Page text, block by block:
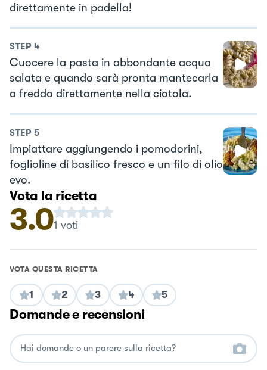
direttamente in padella!
STEP 4
Cuocere la pasta in abbondante acqua
salata e quando sarà pronta mantecarla
a freddo direttamente nella ciotola.
STEP 5
Impiattare aggiungendo i pomodorini,
foglioline di basilico fresco e un filo di olio
evo.
Vota la ricetta
3.01 voti
VOTA QUESTA RICETTA
1 2 3 4 5
Domande e recensioni